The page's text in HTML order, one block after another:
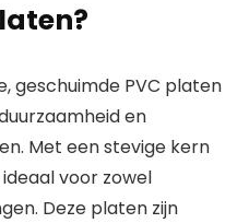
geschuimde PVC platen
en
Met een stevige kern
voor zowel
Deze platen zijn